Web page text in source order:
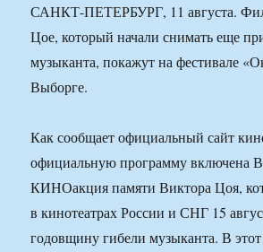
САНКТ-ПЕТЕРБУРГ, 11 августа.
Цое, который начали снимать еще
музыканта, покажут на фестивале
Выборге.
Как сообщает официальный сайт
официальную программу включена
КИНОакция памяти Виктора Цоя,
в кинотеатрах России и СНГ 15
годовщину гибели музыканта. В